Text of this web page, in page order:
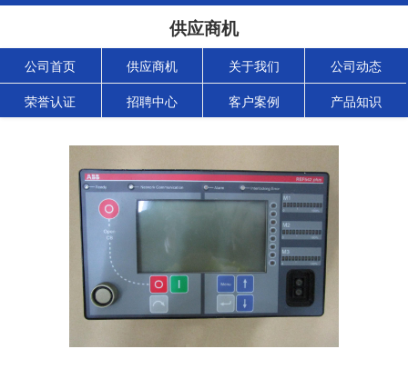
供应商机
公司首页 供应商机 关于我们 公司动态
荣誉认证 招聘中心 客户案例 产品知识